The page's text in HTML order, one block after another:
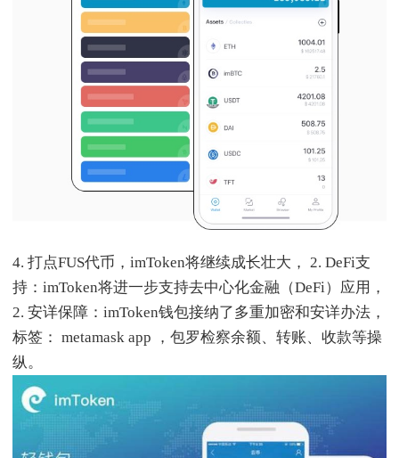
4. 打点FUS代币，imToken将继续成长壮大， 2. DeFi支
持：imToken将进一步支持去中心化金融（DeFi）应用，
2. 安详保障：imToken钱包接纳了多重加密和安详办法，
标签： metamask app ，包罗检察余额、转账、收款等操
纵。